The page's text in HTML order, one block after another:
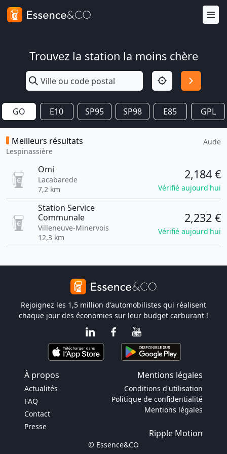
Trouvez la station la moins chère
GO E10 SP95 SP98 E85 GPL
Meilleurs résultats
Lespinassière
Aude
Omi
Lacabarede
7,2 km
2,184 €
Vérifié aujourd'hui
Station Service
Communale
Villeneuve-Minervois
12,3 km
2,232 €
Vérifié aujourd'hui
Rejoignez les 1,5 million d'automobilistes qui réalisent
chaque jour des économies sur leur budget carburant !
À propos Mentions légales
Actualités
FAQ
Contact
Presse
Conditions d'utilisation
Politique de confidentialité
Mentions légales
Ripple Motion
© Essence&CO